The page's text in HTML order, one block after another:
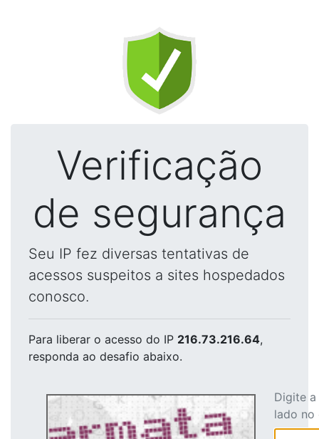
Verificação
de segurança
Seu IP fez diversas tentativas de
acessos suspeitos a sites hospedados
conosco.
Para liberar o acesso do IP 216.73.216.64,
responda ao desafio abaixo.
Digite
lado no